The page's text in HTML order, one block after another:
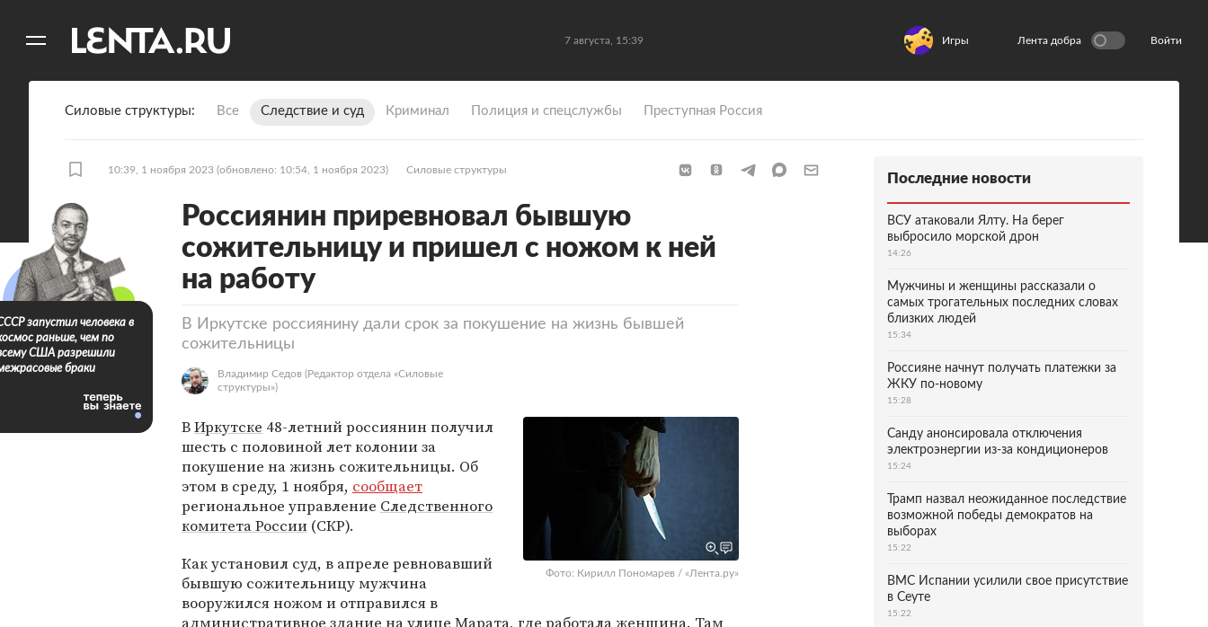
7 августа, 15:39 Игры Лента добра Войти
Силовые структуры Все Следствие и суд Криминал Полиция и спецслужбы Преступная Россия
10:39, 1 ноября 2023 (обновлено: 10:54, 1 ноября 2023) Силовые структуры
Россиянин приревновал бывшую
сожительницу и пришел с ножом к ней
на работу
В Иркутске россиянину дали срок за покушение на жизнь бывшей
сожительницы
Владимир Седов (Редактор отдела «Силовые
структуры»)
Фото: Кирилл Пономарев / «Лента.ру»
ВИркутске 48-летний россиянин получил
шесть с половиной лет колонии за
покушение на жизнь сожительницы. Об
этом в среду, 1 ноября, сообщает
региональное управление Следственного
комитета России (СКР).
Как установил суд, в апреле ревновавший
бывшую сожительницу мужчина
вооружился ножом и отправился в
административное здание на улице Марата, где работала женщина. Там
запустил человека в
раньше, чем по
США разрешили
браки
Последние новости
ВСУ атаковали Ялту. На берег
выбросило морской дрон
14:26
Мужчины и женщины рассказали о
самых трогательных последних словах
близких людей
15:34
Россияне начнут получать платежки за
ЖКУ по-новому
15:28
Санду анонсировала отключения
электроэнергии из-за кондиционеров
15:24
Трамп назвал неожиданное последствие
возможной победы демократов на
выборах
15:22
ВМС Испании усилили свое присутствие
в Сеуте
15:22